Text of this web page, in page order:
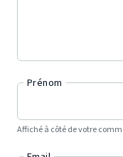
Prénom
Affiché à côté de votre